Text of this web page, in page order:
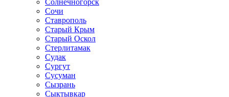
Солнечногорск
Сочи
Ставрополь
Старый Крым
Старый Оскол
Стерлитамак
Судак
Сургут
Сусуман
Сызрань
Сыктывкар